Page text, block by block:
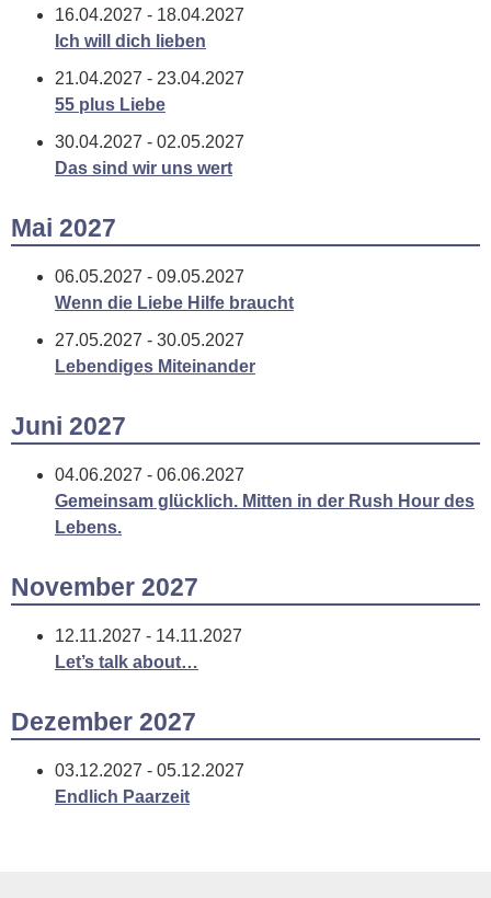
16.04.2027 - 18.04.2027
Ich will dich lieben
21.04.2027 - 23.04.2027
55 plus Liebe
30.04.2027 - 02.05.2027
Das sind wir uns wert
Mai 2027
06.05.2027 - 09.05.2027
Wenn die Liebe Hilfe braucht
27.05.2027 - 30.05.2027
Lebendiges Miteinander
Juni 2027
04.06.2027 - 06.06.2027
Gemeinsam glücklich. Mitten in der Rush Hour des
Lebens.
November 2027
12.11.2027 - 14.11.2027
Let’s talk about…
Dezember 2027
03.12.2027 - 05.12.2027
Endlich Paarzeit